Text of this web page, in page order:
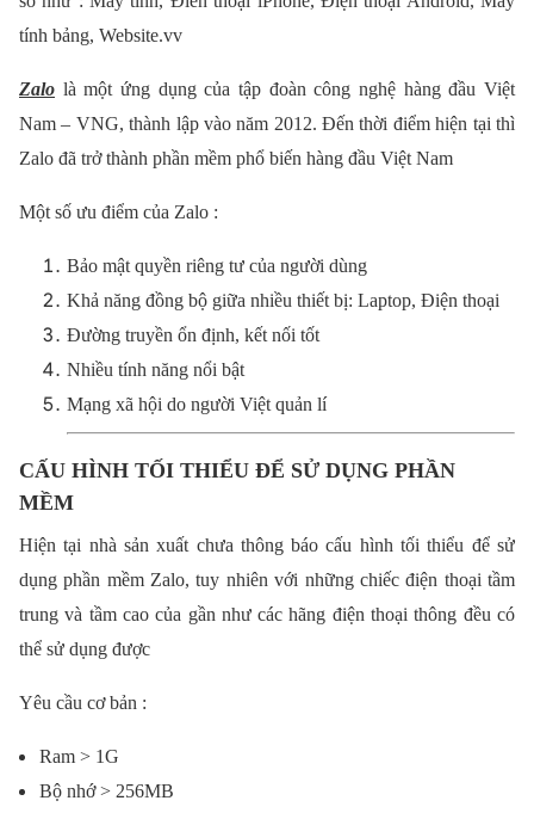
tính bảng, Website.vv
Zalo là một ứng dụng của tập đoàn công nghệ hàng đầu Việt
Nam – VNG, thành lập vào năm 2012.Đến thời điểm hiện tại thì
Zalo đã trở thành phần mềm phổ biến hàng đầu Việt Nam
Một số ưu điểm của Zalo :
Bảo mật quyền riêng tư của người dùng
Khả năng đồng bộ giữa nhiều thiết bị: Laptop, Điện thoại
Đường truyền ổn định, kết nối tốt
Nhiều tính năng nổi bật
Mạng xã hội do người Việt quản lí
CẤU HÌNH TỐI THIỂU ĐỂ SỬ DỤNG PHẦN
MỀM
Hiện tại nhà sản xuất chưa thông báo cấu hình tối thiểu để sử
dụng phần mềm Zalo, tuy nhiên với những chiếc điện thoại tầm
trung và tầm cao của gần như các hãng điện thoại thông đều có
thể sử dụng được
Yêu cầu cơ bản :
Ram > 1G
Bộ nhớ > 256MB